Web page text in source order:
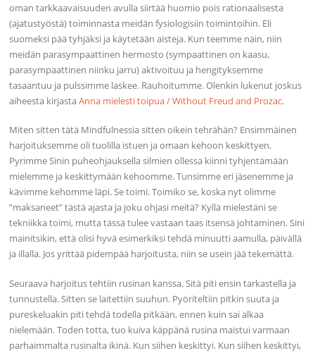
oman tarkkaavaisuuden avulla siirtää huomio pois rationaalisesta
(ajatustyöstä) toiminnasta meidän fysiologisiin toimintoihin. Eli
suomeksi pää tyhjäksi ja käytetään aisteja. Kun teemme näin, niin
meidän parasympaattinen hermosto (sympaattinen on kaasu,
parasympaattinen niinku jarru) aktivoituu ja hengityksemme
tasaantuu ja pulssimme laskee. Rauhoitumme. Olenkin lukenut joskus
aiheesta kirjastaAnna mielesti toipua / Without Freud and Prozac.
Miten sitten tätä Mindfulnessia sitten oikein tehrähän? Ensimmäinen
harjoituksemme oli tuolilla istuen ja omaan kehoon keskittyen.
Pyrimme Sinin puheohjauksella silmien ollessa kiinni tyhjentämään
mielemme ja keskittymään kehoomme. Tunsimme eri jäsenemme ja
kävimme kehomme läpi. Se toimi. Toimiko se, koska nyt olimme
”maksaneet” tästä ajasta ja joku ohjasi meitä? Kyllä mielestäni se
tekniikka toimi, mutta tässä tulee vastaan taas itsensä johtaminen. Sini
mainitsikin, että olisi hyvä esimerkiksi tehdä minuutti aamulla, päivällä
ja illalla. Jos yrittää pidempää harjoitusta, niin se usein jää tekemättä.
Seuraava harjoitus tehtiin rusinan kanssa. Sitä piti ensin tarkastella ja
tunnustella. Sitten se laitettiin suuhun. Pyöriteltiin pitkin suuta ja
pureskeluakin piti tehdä todella pitkään, ennen kuin sai alkaa
nielemään. Toden totta, tuo kuiva käppänä rusina maistui varmaan
parhaimmalta rusinalta ikinä. Kun siihen keskittyi. Kun siihen keskittyi,